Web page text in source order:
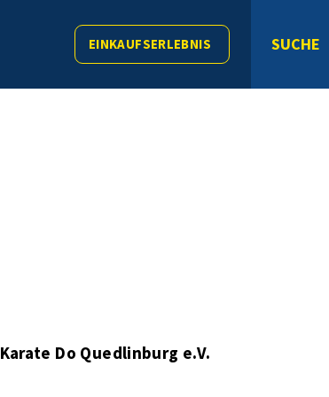
EINKAUFSERLEBNIS SUCHE
Karate Do Quedlinburg e.V.